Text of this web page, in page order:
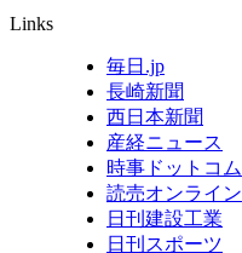
Links
毎日.jp
長崎新聞
西日本新聞
産経ニュース
時事ドットコム
読売オンライン
日刊建設工業
日刊スポーツ